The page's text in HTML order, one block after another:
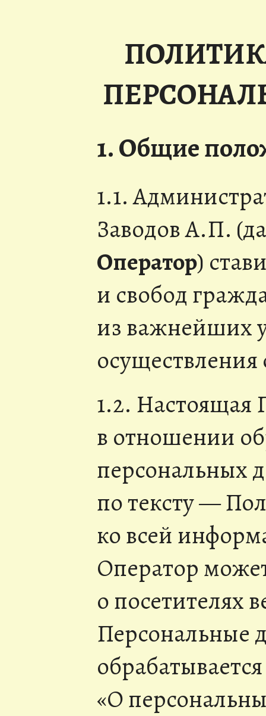
1. Общие
1.1.
Заводов А.П.
Оператор)
и свобод
из важнейших
осуществления
1.2. Настоящая
в отношении
персональных
по тексту —
ко всей
Оператор
о посетителях
Персональные
«О